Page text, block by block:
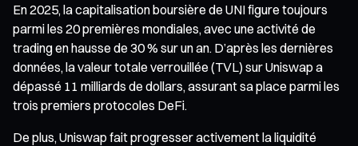
En 2025, la capitalisation boursière de UNI figure toujours
parmi les 20 premières mondiales, avec une activité de
trading en hausse de 30 % sur un an. D’après les dernières
données, la valeur totale verrouillée (TVL) sur Uniswap a
dépassé 11 milliards de dollars, assurant sa place parmi les
trois premiers protocoles DeFi.
De plus, Uniswap fait progresser activement la liquidité